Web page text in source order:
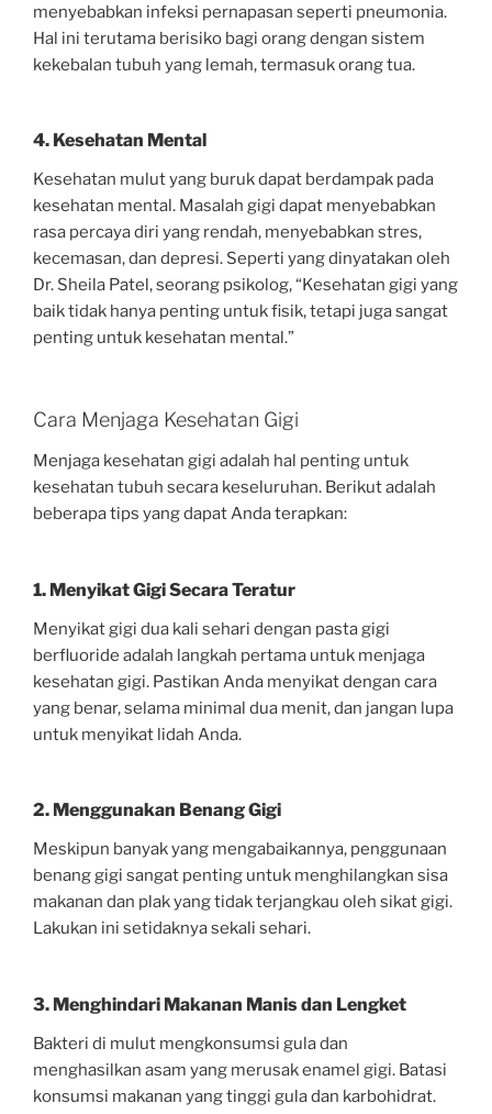
menyebabkan infeksi pernapasan seperti pneumonia.
Hal ini terutama berisiko bagi orang dengan sistem
kekebalan tubuh yang lemah, termasuk orang tua.
4. Kesehatan Mental
Kesehatan mulut yang buruk dapat berdampak pada
kesehatan mental. Masalah gigi dapat menyebabkan
rasa percaya diri yang rendah, menyebabkan stres,
kecemasan, dan depresi. Seperti yang dinyatakan oleh
Dr. Sheila Patel, seorang psikolog, “Kesehatan gigi yang
baik tidak hanya penting untuk fisik, tetapi juga sangat
penting untuk kesehatan mental.”
Cara Menjaga Kesehatan Gigi
Menjaga kesehatan gigi adalah hal penting untuk
kesehatan tubuh secara keseluruhan. Berikut adalah
beberapa tips yang dapat Anda terapkan:
1. Menyikat Gigi Secara Teratur
Menyikat gigi dua kali sehari dengan pasta gigi
berfluoride adalah langkah pertama untuk menjaga
kesehatan gigi. Pastikan Anda menyikat dengan cara
yang benar, selama minimal dua menit, dan jangan lupa
untuk menyikat lidah Anda.
2. Menggunakan Benang Gigi
Meskipun banyak yang mengabaikannya, penggunaan
benang gigi sangat penting untuk menghilangkan sisa
makanan dan plak yang tidak terjangkau oleh sikat gigi.
Lakukan ini setidaknya sekali sehari.
3. Menghindari Makanan Manis dan Lengket
Bakteri di mulut mengkonsumsi gula dan
menghasilkan asam yang merusak enamel gigi. Batasi
konsumsi makanan yang tinggi gula dan karbohidrat.